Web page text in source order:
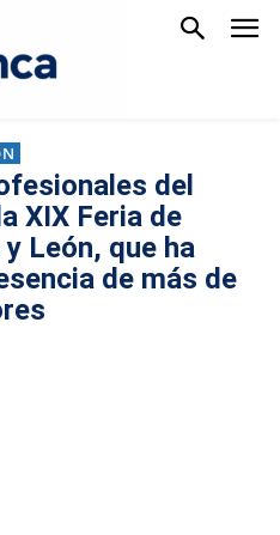
del
XIX Feria de
León, que ha
de más de